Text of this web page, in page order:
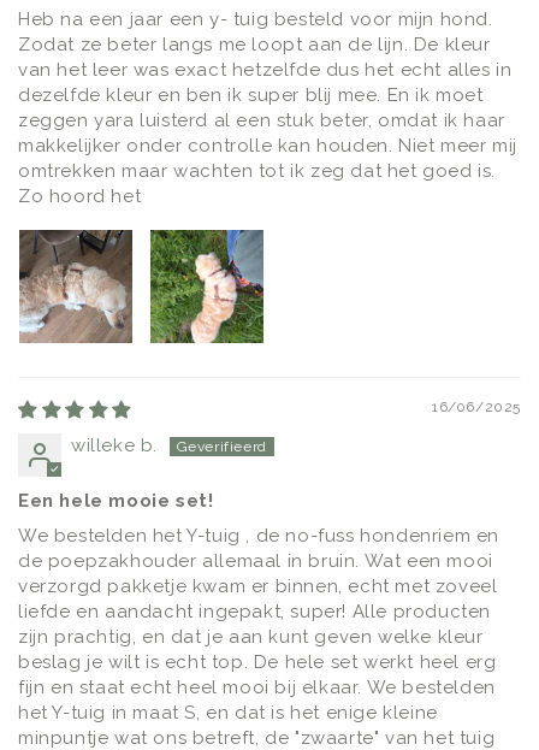
Heb na een jaar een y- tuig besteld voor mijn hond.
Zodat ze beter langs me loopt aan de lijn. De kleur
van het leer was exact hetzelfde dus het echt alles in
dezelfde kleur en ben ik super blij mee. En ik moet
zeggen yara luisterd al een stuk beter, omdat ik haar
makkelijker onder controlle kan houden. Niet meer mij
omtrekken maar wachten tot ik zeg dat het goed is.
Zo hoord het
16/06/2025
willeke b.
Een hele mooie set!
We bestelden het Y-tuig , de no-fuss hondenriem en
de poepzakhouder allemaal in bruin. Wat een mooi
verzorgd pakketje kwam er binnen, echt met zoveel
liefde en aandacht ingepakt, super! Alle producten
zijn prachtig, en dat je aan kunt geven welke kleur
beslag je wilt is echt top. De hele set werkt heel erg
fijn en staat echt heel mooi bij elkaar. We bestelden
het Y-tuig in maat S, en dat is het enige kleine
minpuntje wat ons betreft, de "zwaarte" van het tuig